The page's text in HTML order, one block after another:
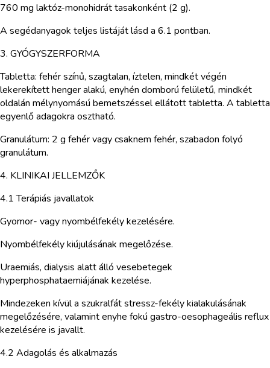
760 mg laktóz-monohidrát tasakonként (2 g).
A segédanyagok teljes listáját lásd a 6.1 pontban.
3. GYÓGYSZERFORMA
Tabletta: fehér színű, szagtalan, íztelen, mindkét végén
lekerekített henger alakú, enyhén domború felületű, mindkét
oldalán mélynyomású bemetszéssel ellátott tabletta. A tabletta
egyenlő adagokra osztható.
Granulátum: 2 g fehér vagy csaknem fehér, szabadon folyó
granulátum.
4. KLINIKAI JELLEMZŐK
4.1 Terápiás javallatok
Gyomor- vagy nyombélfekély kezelésére.
Nyombélfekély kiújulásának megelőzése.
Uraemiás, dialysis alatt álló vesebetegek
hyperphosphataemiájának kezelése.
Mindezeken kívül a szukralfát stressz-fekély kialakulásának
megelőzésére, valamint enyhe fokú gastro-oesophageális reflux
kezelésére is javallt.
4.2 Adagolás és alkalmazás